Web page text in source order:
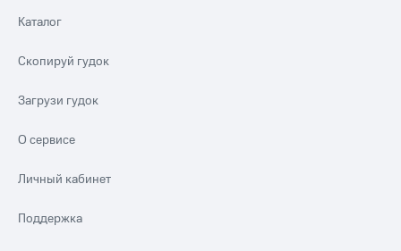
Каталог
Скопируй гудок
Загрузи гудок
О сервисе
Личный кабинет
Поддержка